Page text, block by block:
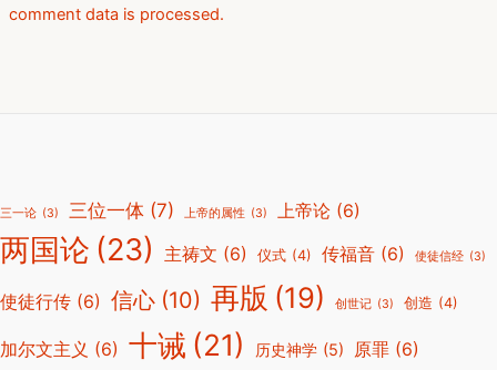
comment data is processed.
三一论 (3) 三位一体 (7) 上帝的属性 (3) 上帝论 (6)
两国论 (23) 主祷文 (6) 仪式 (4) 传福音 (6) 使徒信经 (3)
使徒行传 (6) 信心 (10) 再版 (19) 创世记 (3) 创造 (4)
加尔文主义 (6) 十诫 (21) 历史神学 (5) 原罪 (6)